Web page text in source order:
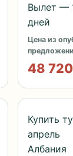
Вылет —
дней
Цена из
48 720
Купить
апрель
Албания